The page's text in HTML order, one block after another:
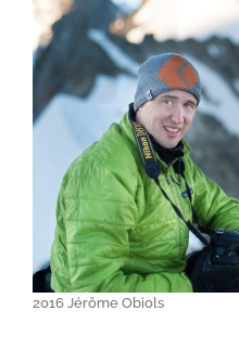
2016 Jérôme Obiols